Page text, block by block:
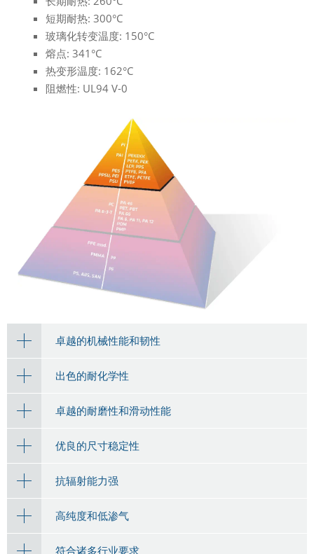
短期耐热: 300°C
玻璃化转变温度: 150°C
熔点: 341°C
热变形温度: 162°C
阻燃性: UL94 V-0
卓越的机械性能和韧性
出色的耐化学性
卓越的耐磨性和滑动性能
优良的尺寸稳定性
抗辐射能力强
高纯度和低渗气
符合诸多行业要求